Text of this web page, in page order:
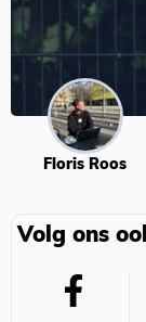
Floris Roos
Volg ons